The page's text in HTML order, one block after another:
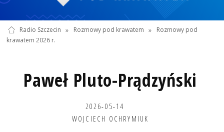
Radio Szczecin » Rozmowy pod krawatem »
Rozmowy pod
krawatem 2026 r.
Paweł Pluto-Prądzyński
2026-05-14
WOJCIECH OCHRYMIUK